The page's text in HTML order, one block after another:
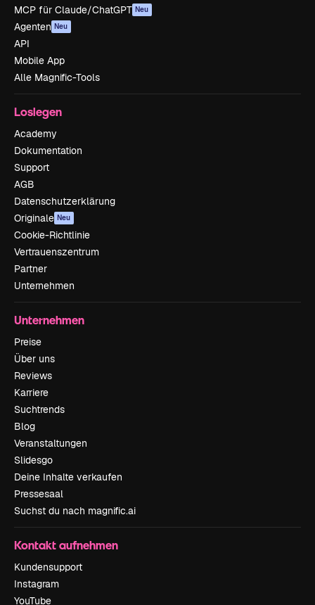
MCP für Claude/ChatGPT Neu
Agenten Neu
API
Mobile App
Alle Magnific-Tools
Loslegen
Academy
Dokumentation
Support
AGB
Datenschutzerklärung
Originale Neu
Cookie-Richtlinie
Vertrauenszentrum
Partner
Unternehmen
Unternehmen
Preise
Über uns
Reviews
Karriere
Suchtrends
Blog
Veranstaltungen
Slidesgo
Deine Inhalte verkaufen
Pressesaal
Suchst du nach magnific.ai
Kontakt aufnehmen
Kundensupport
Instagram
YouTube